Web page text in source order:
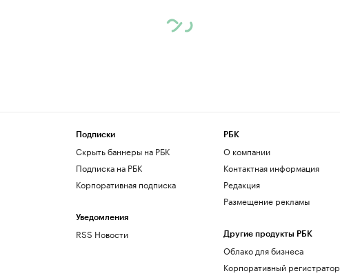
Подписки
Скрыть баннеры на РБК
Подписка на РБК
Корпоративная подписка
Уведомления
RSS Новости
РБК
О компании
Контактная информация
Редакция
Размещение рекламы
Другие продукты РБК
Облако для бизнеса
Корпоративный регистратор